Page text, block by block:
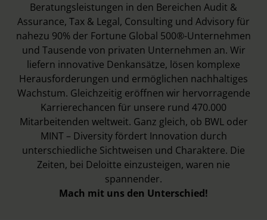
Beratungsleistungen in den Bereichen Audit &
Assurance, Tax & Legal, Consulting und Advisory für
nahezu 90% der Fortune Global 500®-Unternehmen
und Tausende von privaten Unternehmen an. Wir
liefern innovative Denkansätze, lösen komplexe
Herausforderungen und ermöglichen nachhaltiges
Wachstum. Gleichzeitig eröffnen wir hervorragende
Karrierechancen für unsere rund 470.000
Mitarbeitenden weltweit. Ganz gleich, ob BWL oder
MINT – Diversity fördert Innovation durch
unterschiedliche Sichtweisen und Charaktere. Die
Zeiten, bei Deloitte einzusteigen, waren nie
spannender.
Mach mit uns den Unterschied!